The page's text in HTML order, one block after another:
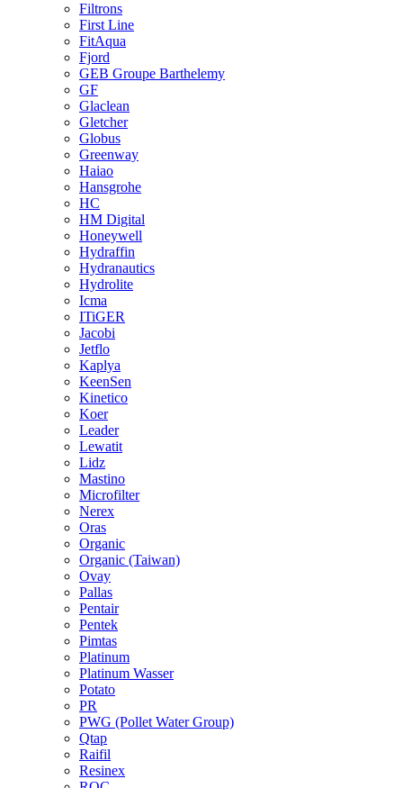
Filtrons
First Line
FitAqua
Fjord
GEB Groupe Barthelemy
GF
Glaclean
Gletcher
Globus
Greenway
Haiao
Hansgrohe
HC
HM Digital
Honeywell
Hydraffin
Hydranautics
Hydrolite
Icma
ITiGER
Jacobi
Jetflo
Kaplya
KeenSen
Kinetico
Koer
Leader
Lewatit
Lidz
Mastino
Microfilter
Nerex
Oras
Organic
Organic (Taiwan)
Ovay
Pallas
Pentair
Pentek
Pimtas
Platinum
Platinum Wasser
Potato
PR
PWG (Pollet Water Group)
Qtap
Raifil
Resinex